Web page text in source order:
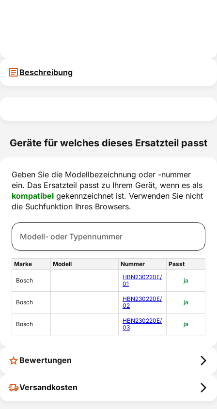
Beschreibung
Geräte für welches dieses Ersatzteil passt
Geben Sie die Modellbezeichnung oder -nummer
ein. Das Ersatzteil passt zu Ihrem Gerät, wenn es als
kompatibel gekennzeichnet ist. Verwenden Sie nicht
die Suchfunktion Ihres Browsers.
Marke Modell Nummer Passt
Bosch
HBN230220E/
01
ja
Bosch
HBN230220E/
02
ja
Bosch
HBN230220E/
03
ja
Bewertungen
Versandkosten